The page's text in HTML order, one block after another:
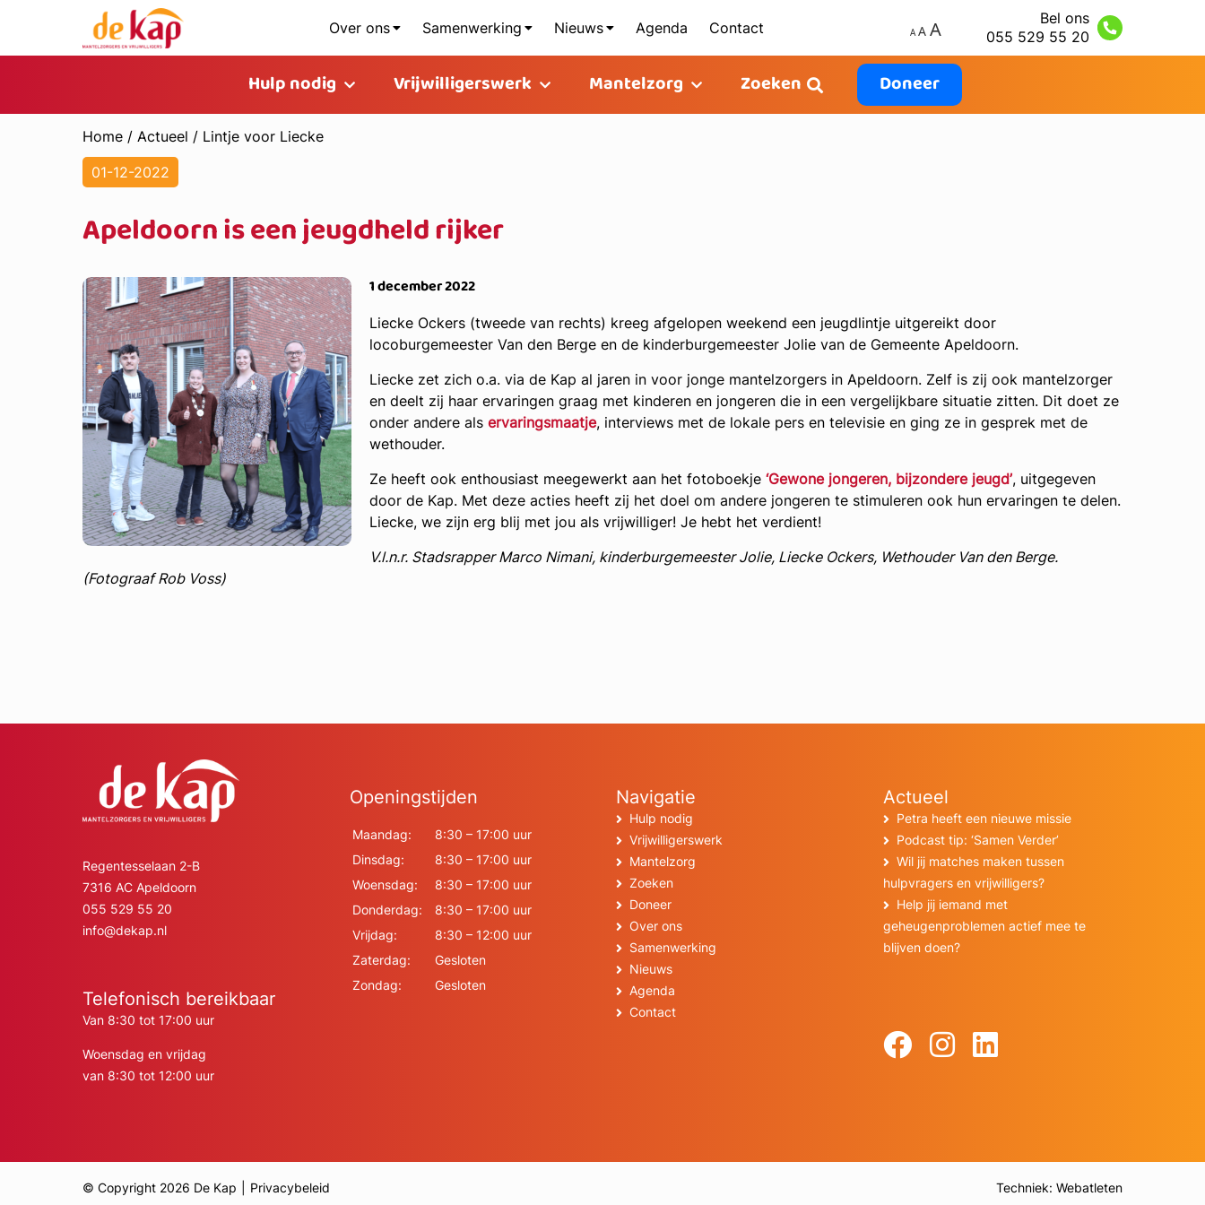
Over ons Samenwerking Nieuws Agenda Contact
Bel ons
055 529 55 20
Hulp nodig Vrijwilligerswerk Mantelzorg Zoeken Doneer
Home / Actueel / Lintje voor Liecke
01-12-2022
Apeldoorn is een jeugdheld rijker
1 december 2022
Liecke Ockers (tweede van rechts) kreeg afgelopen weekend een jeugdlintje uitgereikt door
locoburgemeester Van den Berge en de kinderburgemeester Jolie van de Gemeente Apeldoorn.
Liecke zet zich o.a. via de Kap al jaren in voor jonge mantelzorgers in Apeldoorn. Zelf is zij ook mantelzorger
en deelt zij haar ervaringen graag met kinderen en jongeren die in een vergelijkbare situatie zitten. Dit doet ze
onder andere als ervaringsmaatje, interviews met de lokale pers en televisie en ging ze in gesprek met de
wethouder.
Ze heeft ook enthousiast meegewerkt aan het fotoboekje ‘Gewone jongeren, bijzondere jeugd’, uitgegeven
door de Kap. Met deze acties heeft zij het doel om andere jongeren te stimuleren ook hun ervaringen te delen.
Liecke, we zijn erg blij met jou als vrijwilliger! Je hebt het verdient!
V.l.n.r. Stadsrapper Marco Nimani, kinderburgemeester Jolie, Liecke Ockers, Wethouder Van den Berge.
(Fotograaf Rob Voss)
Regentesselaan 2-B
7316 AC Apeldoorn
055 529 55 20
info@dekap.nl
Telefonisch bereikbaar
Van 8:30 tot 17:00 uur
Woensdag en vrijdag
van 8:30 tot 12:00 uur
Openingstijden
Maandag:
8:30 – 17:00 uur
Dinsdag:
8:30 – 17:00 uur
Woensdag:
8:30 – 17:00 uur
Donderdag:
8:30 – 17:00 uur
Vrijdag:
8:30 – 12:00 uur
Zaterdag:
Gesloten
Zondag:
Gesloten
Navigatie
Hulp nodig
Vrijwilligerswerk
Mantelzorg
Zoeken
Doneer
Over ons
Samenwerking
Nieuws
Agenda
Contact
Actueel
Petra heeft een nieuwe missie
Podcast tip: ‘Samen Verder’
Wil jij matches maken tussen
hulpvragers en vrijwilligers?
Help jij iemand met
geheugenproblemen actief mee te
blijven doen?
© Copyright 2026 De Kap Privacybeleid Techniek: Webatleten